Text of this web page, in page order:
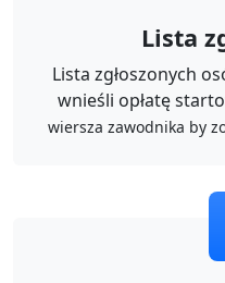
Lista
Lista zgłoszonych
wnieśli opłatę
wiersza zawodnika by